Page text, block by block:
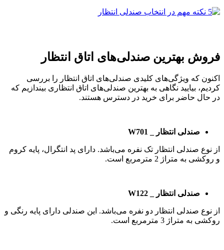
فروش بهترین صندلی‌های اتاق انتظار
اکنون که ویژگی‌های کلیدی صندلی‌های اتاق انتظار را بررسی
کردیم، بیایید نگاهی به بهترین صندلی‌های اتاق انتظاری بیندازیم که
در حال حاضر برای خرید در دسترس هستند.
صندلی انتظار _ W701
از نوع صندلی انتظار تک نفره می‌باشد. دارای پد انتگرال، پایه کروم
و روکشی به متراژ 2 مترمربع است.
صندلی انتظار _ W122
از نوع صندلی انتظار دو نفره می‌باشد. این صندلی دارای پایه رنگی و
روکشی به متراژ 3 مترمربع است.